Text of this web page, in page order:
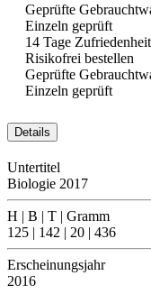
Geprüfte
Einzeln geprüft
14 Tage
Risikofrei bestellen
Geprüfte
Einzeln geprüft
Details
Untertitel
Biologie 2017
H | B | T | Gramm
125 | 142 | 20 | 436
Erscheinungsjahr
2016